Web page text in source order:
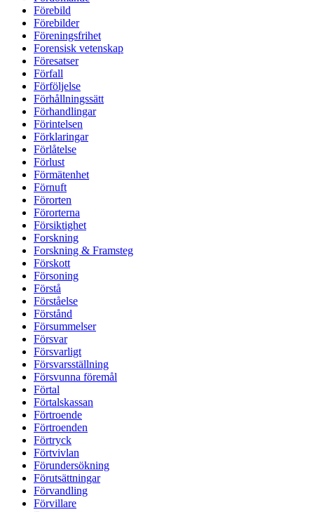
Förebild
Förebilder
Föreningsfrihet
Forensisk vetenskap
Föresatser
Förfall
Förföljelse
Förhållningssätt
Förhandlingar
Förintelsen
Förklaringar
Förlåtelse
Förlust
Förmätenhet
Förnuft
Förorten
Förorterna
Försiktighet
Forskning
Forskning & Framsteg
Förskott
Försoning
Förstå
Förståelse
Förstånd
Försummelser
Försvar
Försvarligt
Försvarsställning
Försvunna föremål
Förtal
Förtalskassan
Förtroende
Förtroenden
Förtryck
Förtvivlan
Förundersökning
Förutsättningar
Förvandling
Förvillare